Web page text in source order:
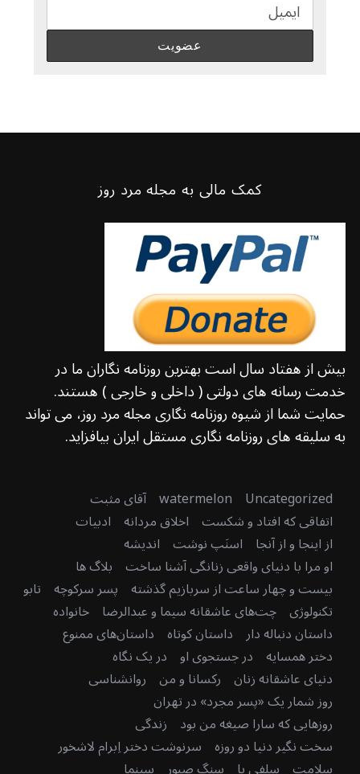
کمک مالی به مجله مرد روز
بیش از هفتاد سال است بهترین روزنامه نگاران ما در
خدمت رسانه های دولتی ( داخلی و خارجی ) هستند.
حمایت شما از شیوه روزنامه نگاری مجله مرد روز، می تواند
به سلیقه های روزنامه نگاری مستقل ایران بیافزاید.
Uncategorized
watermelon آقای مثبت
اتفاقی که افتاد و شکست اخلاق مردانه ادبیات
از اینجا و از آنجا اسنَپ نوشت اندیشه
او مرا با دنیای واقعی زنانگی آشنا ساخت بلاگ ها
بیست و چهار ساعت از سربازیم گذشته پسر سرکوچه تابو
تکنولوژی چت‌های عاشقانه سیما و عبدالرضا خانواده
داستان دنباله دار داستان کوتاه داستان‌های ممنوع
دختر همسایه در جستجوی او در یک نگاه
دنیای عاشقانه زنان رکسانا و من روانشناسی
روز شمار یک «پسر مجرد» در تهران
روزهایی که سارا صیغه من بود زندگی
سخت نگیر دنیا دو روزه سرنوشت دختر اِبرام لاشخور